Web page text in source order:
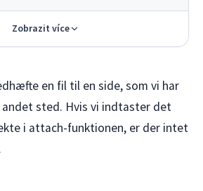
Zobrazit více
en fil til en side, som vi har
sted. Hvis vi indtaster det
i attach-funktionen, er der intet